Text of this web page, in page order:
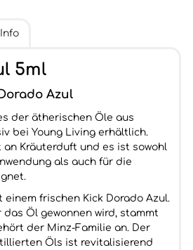
Info
5ml
Azul
der ätherischen Öle aus
bei Young Living erhältlich.
an Kräuterduft und es ist sowohl
als auch für die
einem frischen Kick Dorado Azul.
das Öl gewonnen wird, stammt
der Minz-Familie an. Der
Öls ist revitalisierend